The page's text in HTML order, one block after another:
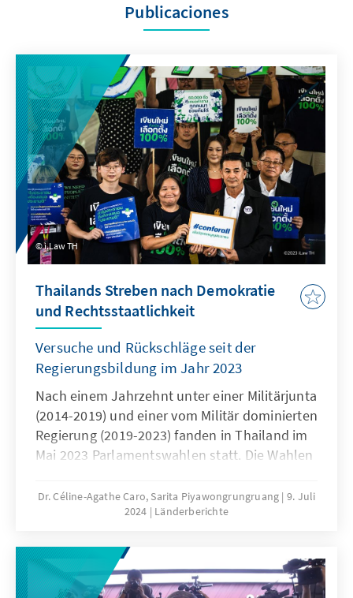
Publicaciones
i.Law TH
Thailands Streben nach Demokratie
und Rechtsstaatlichkeit
Versuche und Rückschläge seit der
Regierungsbildung im Jahr 2023
Nach einem Jahrzehnt unter einer Militärjunta
(2014-2019) und einer vom Militär dominierten
Regierung (2019-2023) fanden in Thailand im
Mai 2023 Parlamentswahlen statt. Die Wahlen
militärischen und konservativen
Gruppierungen an. Die Pheu-Thai-Partei (PTP),
bildete eine Regierungskoalition mit elf
anderen Parteien. Darunter sind konservative
und militärisch ausgerichtete Fraktionen wie
Dr. Céline-Agathe Caro, Sarita Piyawongrungruang 9. Juli
2024
Länderberichte